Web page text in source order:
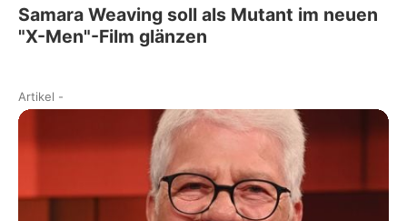
Samara Weaving soll als Mutant im neuen
"X-Men"-Film glänzen
Artikel -